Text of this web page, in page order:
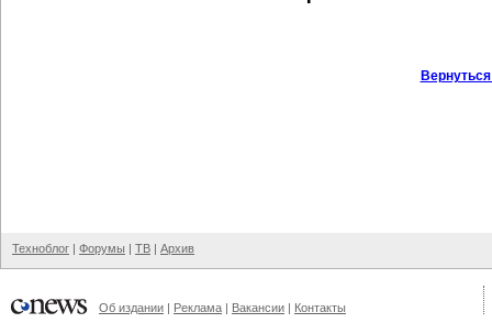
Техноблог | Форумы | ТВ | Архив
Об издании | Реклама | Вакансии | Контакты